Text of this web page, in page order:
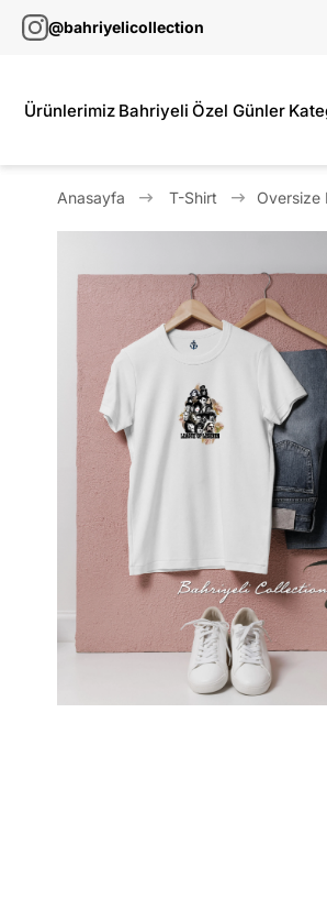
@bahriyelicollection
Ürünlerimiz Bahriyeli Özel Günler
Anasayfa T-Shirt Oversize